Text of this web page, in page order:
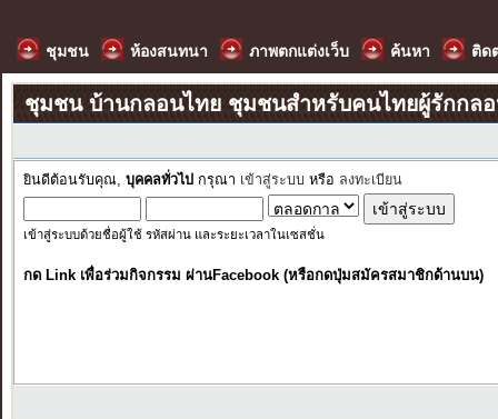
ชุมชน ห้องสนทนา ภาพตกแต่งเว็บ ค้นหา ติด
ชุมชน บ้านกลอนไทย ชุมชนสำหรับคนไทยผู้รักกล
ยินดีต้อนรับคุณ, บุคคลทั่วไป กรุณา เข้าสู่ระบบ หรือ ลงทะเบียน
เข้าสู่ระบบด้วยชื่อผู้ใช้ รหัสผ่าน และระยะเวลาในเซสชั่น
กด Link เพื่อร่วมกิจกรรม ผ่านFacebook (หรือกดปุ่มสมัครสมาชิกด้านบน)